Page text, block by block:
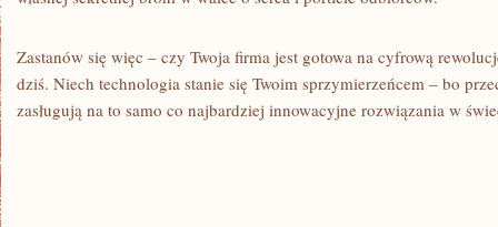
Zastanów się więc – czy Twoja firma jest gotowa na cyfrową
dziś. Niech technologia stanie się Twoim sprzymierzeńcem – bo
zasługują na to samo co najbardziej innowacyjne rozwiązania w